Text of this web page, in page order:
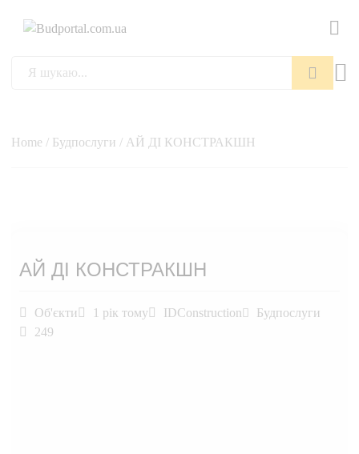
Home / Будпослуги / АЙ ДІ КОНСТРАКШН
АЙ ДІ КОНСТРАКШН
Об'єкти 1 рік тому IDConstruction
Будпослуги
249